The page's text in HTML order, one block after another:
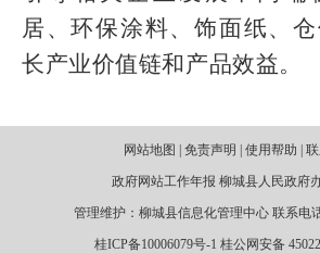
居、环保涂料、饰面纸、
长产业价值链和产品效益。
网站地图 | 免责声明 | 使用帮助 |
政府网站工作年报 柳城县人民政府
管理维护：柳城县信息化管理中心 联系电
桂ICP备10006079号-1 桂公网安备